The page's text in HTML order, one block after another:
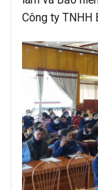
Công ty TNHH